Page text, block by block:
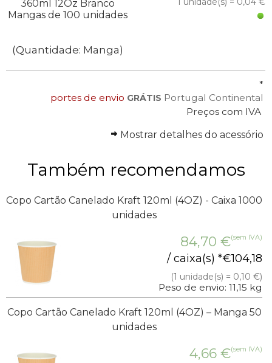
360ml 12Oz Branco
Mangas de 100 unidades
(Quantidade: Manga)
*
portes de envio GRÁTIS Portugal Continental
Preços com IVA
Mostrar detalhes do acessório
Também recomendamos
Copo Cartão Canelado Kraft 120ml (4OZ) - Caixa 1000
unidades
84,70 €(sem IVA)
104,18
€
/ caixa(s) *
(1 unidade(s) = 0,10 €)
Peso de envio: 11,15 kg
Copo Cartão Canelado Kraft 120ml (4OZ) – Manga 50
unidades
4,66 €(sem IVA)